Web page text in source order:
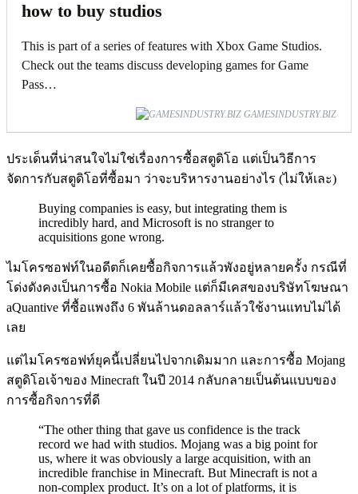
how to buy studios
This is part of a series of features with Xbox Game Studios.
Check out the teams discuss developing games for Game
Pass…
GAMESINDUSTRY.BIZ
ประเด็นที่น่าสนใจไม่ใช่เรื่องการซื้อสตูดิโอ แต่เป็นวิธีการ
จัดการกับสตูดิโอที่ซื้อมา ว่าจะบริหารงานอย่างไร (ไม่ให้เละ)
Buying companies is easy, but integrating them is
incredibly hard, and Microsoft is no stranger to
acquisitions gone wrong.
ไมโครซอฟท์ในอดีตก็เคยซื้อกิจการแล้วพังอยู่หลายครั้ง กรณีที่
โด่งดังคงเป็นการซื้อ Nokia Mobile แต่ก็มีเคสของบริษัทโฆษณา
aQuantive ที่ซื้อแพงถึง 6 พันล้านดอลลาร์แล้วใช้งานแทบไม่ได้
เลย
แต่ไมโครซอฟท์ยุคนี้เปลี่ยนไปจากเดิมมาก และการซื้อ Mojang
สตูดิโอเจ้าของ Minecraft ในปี 2014 กลับกลายเป็นต้นแบบของ
การซื้อกิจการที่ดี
“The other thing that gave us confidence is the track
record we had with studios. Mojang was a big point for
us, where it was obviously a large acquisition, with an
incredible franchise in Minecraft. But Minecraft is not a
non-complex product. It’s on a lot of platforms, it is